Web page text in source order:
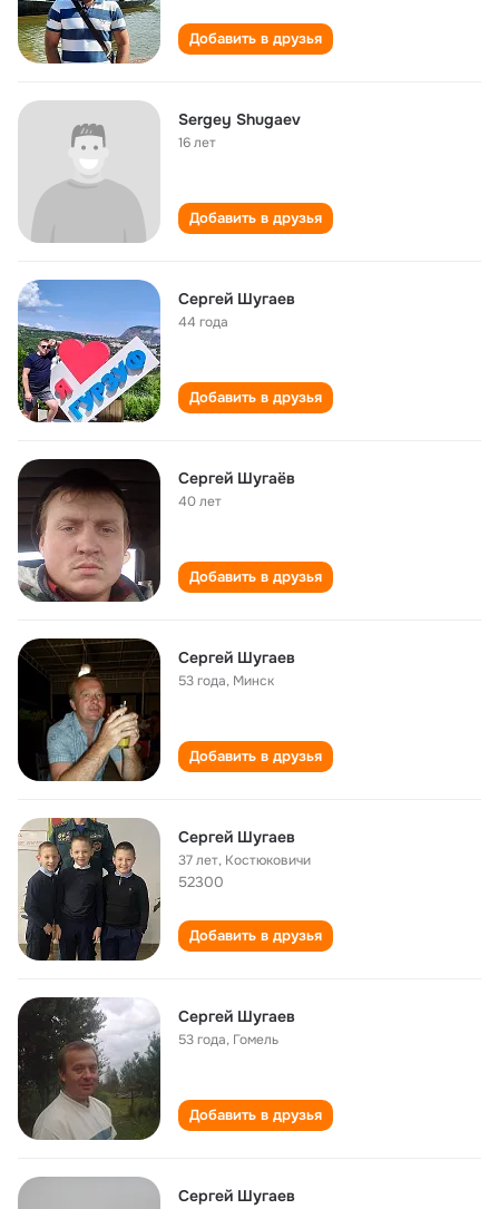
Добавить в друзья
Sergey Shugaev
16 лет
Добавить в друзья
Сергей Шугаев
44 года
Добавить в друзья
Сергей Шугаёв
40 лет
Добавить в друзья
Сергей Шугаев
53 года, Минск
Добавить в друзья
Сергей Шугаев
37 лет, Костюковичи
52300
Добавить в друзья
Сергей Шугаев
53 года, Гомель
Добавить в друзья
Сергей Шугаев